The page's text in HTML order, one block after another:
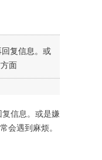
复信息。或
面
信息。或是嫌
会遇到麻烦。